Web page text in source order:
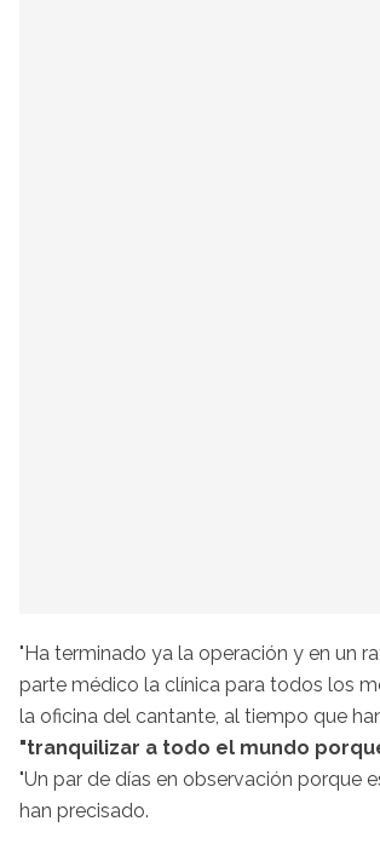
"Ha terminado ya la operación y en un
parte médico la clínica para todos los
la oficina del cantante, al tiempo que
"tranquilizar a todo el mundo
"Un par de días en observación porque
han precisado.